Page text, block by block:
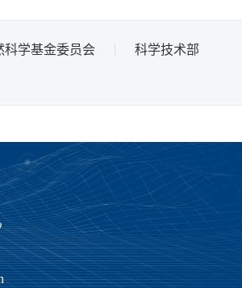
科学基金委员会
科学技术部